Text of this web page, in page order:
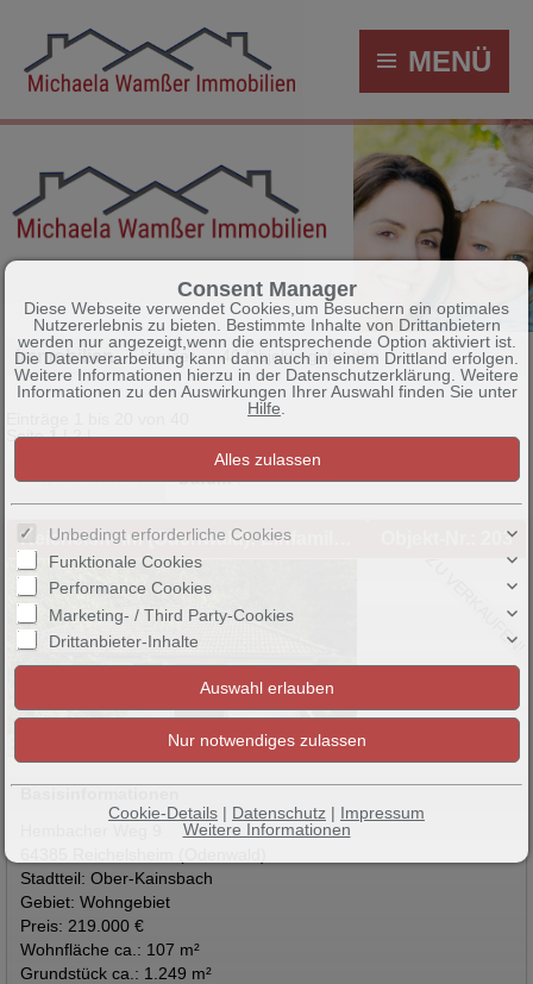
MENÜ
Immobilien Häuser 40 Objekte gefunden
Seite1|2|
Sortieren nach Datum ↑
Objekt-Nr.: 203
ZU VERKAUFEN!
Stadtteil: Ober-Kainsbach
Gebiet: Wohngebiet
Preis: 219.000 €
Wohnfläche ca.: 107 m²
Grundstück ca.: 1.249 m²
Consent Manager
Diese Webseite verwendet Cookies,um Besuchern ein optimales
Nutzererlebnis zu bieten. Bestimmte Inhalte von Drittanbietern
werden nur angezeigt,wenn die entsprechende Option aktiviert ist.
Die Datenverarbeitung kann dann auch in einem Drittland erfolgen.
Weitere Informationen hierzu in der Datenschutzerklärung. Weitere
Informationen zu den Auswirkungen Ihrer Auswahl finden Sie unter
Hilfe
Unbedingt erforderliche Cookies
Funktionale Cookies
Performance Cookies
Marketing- / Third Party-Cookies
Drittanbieter-Inhalte
Cookie-Details | Datenschutz | Impressum
Weitere Informationen